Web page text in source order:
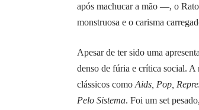
após machucar a mão —, o
monstruosa e o carisma
Apesar de ter sido uma
denso de fúria e crítica social.
clássicos como Aids, Pop,
Pelo Sistema. Foi um set